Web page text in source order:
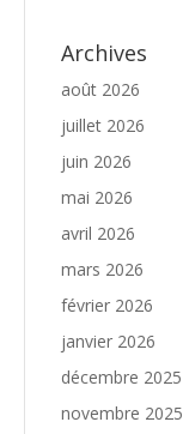
Archives
août 2026
juillet 2026
juin 2026
mai 2026
avril 2026
mars 2026
février 2026
janvier 2026
décembre 2025
novembre 2025